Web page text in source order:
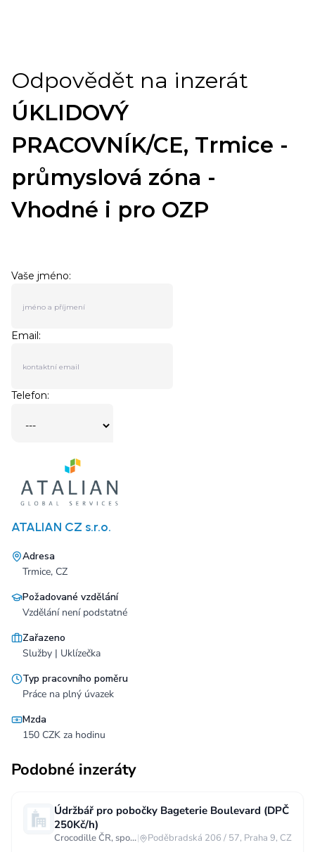
ATALIAN CZ s.r.o.
Adresa
Trmice, CZ
Požadované vzdělání
Vzdělání není podstatné
Zařazeno
Služby | Uklízečka
Typ pracovního poměru
Práce na plný úvazek
Mzda
150 CZK za hodinu
Podobné inzeráty
Údržbář pro pobočky Bageterie Boulevard (DPČ
250Kč/h)
Crocodille ČR, spol. s r.o.| Poděbradská 206 / 57, Praha 9, CZ